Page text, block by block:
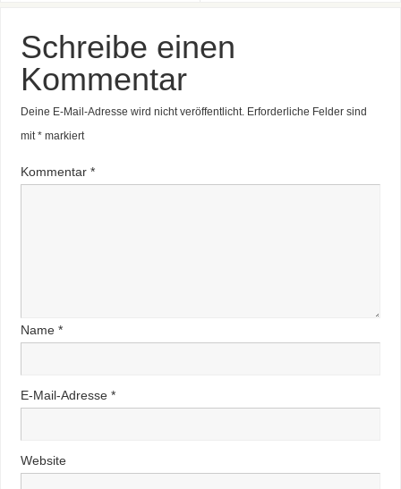
Schreibe einen
Kommentar
Deine E-Mail-Adresse wird nicht veröffentlicht. Erforderliche Felder sind
mit*markiert
Kommentar *
Name *
E-Mail-Adresse *
Website